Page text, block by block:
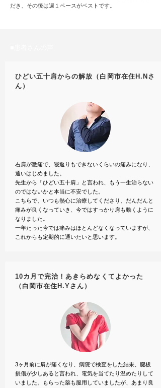
だき、その後は週１ペースが​ベストです。
ひどい五十肩からの解放（白岡市在住H.Nさ
ん）
右肩が激痛で、寝返りもできないくらいの痛みになり、
通いはじめました。
先生から「ひどい五十肩」と言われ、もう一生治らない
のではないかと本当に不安でした。
こちらで、いつも熱心に治療してくださり、だんだんと
痛みが良くなっていき、今ではすっかり肩も動くように
なりました。
一年たった今では痛みはほとんどなくなっていますが、
これからも定期的に通いたいと思います。
10カ月で完治！あきらめなくてよかった
（白岡市在住H.Yさん）
3ヶ月前に肩が痛くなり、病院で検査をした結果、腱板
損傷が少しあると言われ、電気を当てたり温めたりして
いました。もらった薬も服用していましたが、あまり良